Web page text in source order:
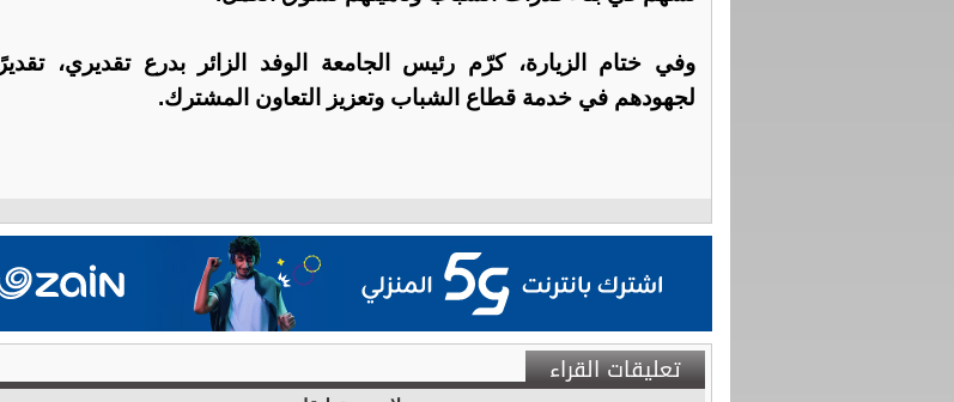
وفي ختام الزيارة، كرّم رئيس الجامعة الوفد الزائر بدرع تقديري، تقديرًا
لجهودهم في خدمة قطاع الشباب وتعزيز التعاون المشترك.
تعليقات القراء